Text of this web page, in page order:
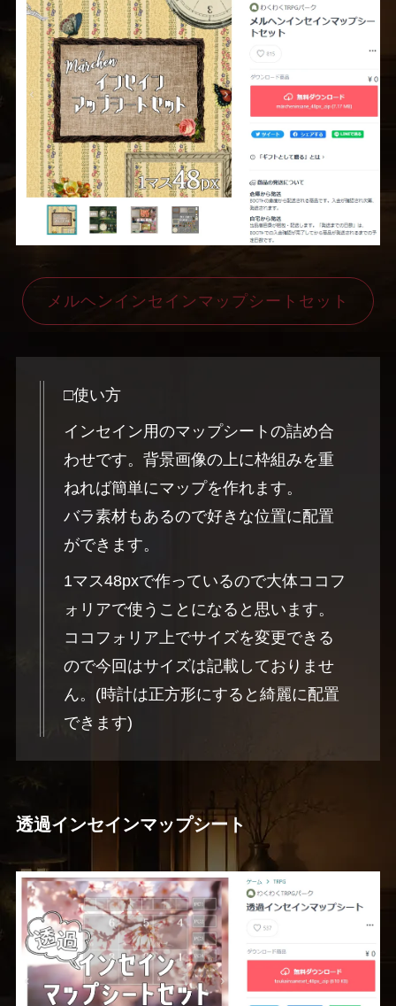
メルヘンインセインマップシートセット
□使い方
インセイン用のマップシートの詰め合
わせです。背景画像の上に枠組みを重
ねれば簡単にマップを作れます。
バラ素材もあるので好きな位置に配置
ができます。
1マス48pxで作っているので大体ココフ
ォリアで使うことになると思います。
ココフォリア上でサイズを変更できる
ので今回はサイズは記載しておりませ
ん。(時計は正方形にすると綺麗に配置
できます)
透過インセインマップシート